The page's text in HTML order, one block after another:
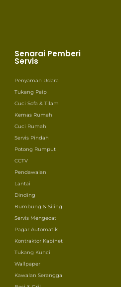
Senarai Pemberi
Servis
Penyaman Udara
Tukang Paip
Cuci Sofa & Tilam
Kemas Rumah
Cuci Rumah
Servis Pindah
Potong Rumput
CCTV
Pendawaian
Lantai
Dinding
Bumbung & Siling
Servis Mengecat
Pagar Automatik
Kontraktor Kabinet
Tukang Kunci
Wallpaper
Kawalan Serangga